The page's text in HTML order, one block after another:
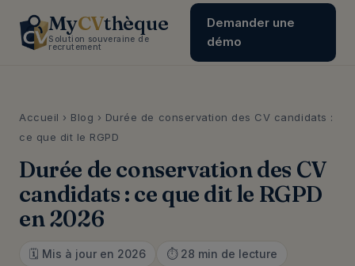
MyCVthèque
Solution souveraine de
recrutement
Demander une
démo
Accueil › Blog › Durée de conservation des CV candidats :
ce que dit le RGPD
Durée de conservation des CV
candidats : ce que dit le RGPD
en 2026
🗓️ Mis à jour en 2026
⏱️ 28 min de lecture